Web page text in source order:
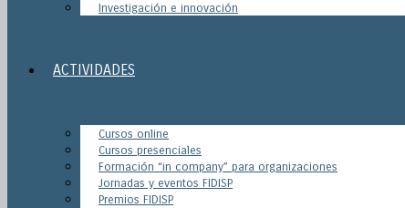
Investigación e innovación
ACTIVIDADES
Cursos online
Cursos presenciales
Formación “in company” para organizaciones
Jornadas y eventos FIDISP
Premios FIDISP